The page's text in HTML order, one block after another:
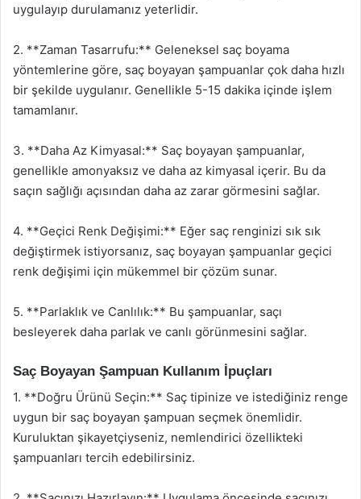
uygulayıp durulamanız yeterlidir.
2. **Zaman Tasarrufu:** Geleneksel saç boyama
yöntemlerine göre, saç boyayan şampuanlar çok daha hızlı
bir şekilde uygulanır. Genellikle 5-15 dakika içinde işlem
tamamlanır.
3. **Daha Az Kimyasal:** Saç boyayan şampuanlar,
genellikle amonyaksız ve daha az kimyasal içerir. Bu da
saçın sağlığı açısından daha az zarar görmesini sağlar.
4. **Geçici Renk Değişimi:** Eğer saç renginizi sık sık
değiştirmek istiyorsanız, saç boyayan şampuanlar geçici
renk değişimi için mükemmel bir çözüm sunar.
5. **Parlaklık ve Canlılık:** Bu şampuanlar, saçı
besleyerek daha parlak ve canlı görünmesini sağlar.
Saç Boyayan Şampuan Kullanım İpuçları
1. **Doğru Ürünü Seçin:** Saç tipinize ve istediğiniz renge
uygun bir saç boyayan şampuan seçmek önemlidir.
Kuruluktan şikayetçiyseniz, nemlendirici özellikteki
şampuanları tercih edebilirsiniz.